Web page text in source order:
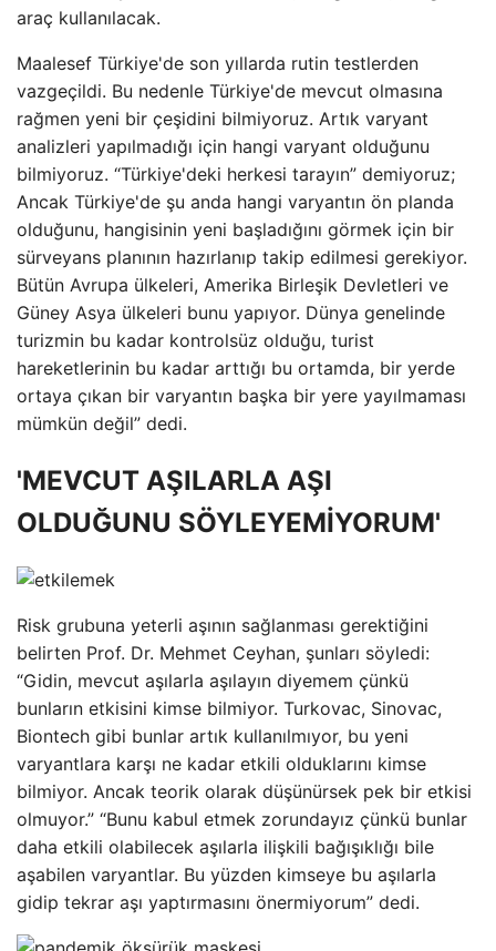
araç kullanılacak.
Maalesef Türkiye'de son yıllarda rutin testlerden
vazgeçildi. Bu nedenle Türkiye'de mevcut olmasına
rağmen yeni bir çeşidini bilmiyoruz. Artık varyant
analizleri yapılmadığı için hangi varyant olduğunu
bilmiyoruz. “Türkiye'deki herkesi tarayın” demiyoruz;
Ancak Türkiye'de şu anda hangi varyantın ön planda
olduğunu, hangisinin yeni başladığını görmek için bir
sürveyans planının hazırlanıp takip edilmesi gerekiyor.
Bütün Avrupa ülkeleri, Amerika Birleşik Devletleri ve
Güney Asya ülkeleri bunu yapıyor. Dünya genelinde
turizmin bu kadar kontrolsüz olduğu, turist
hareketlerinin bu kadar arttığı bu ortamda, bir yerde
ortaya çıkan bir varyantın başka bir yere yayılmaması
mümkün değil” dedi.
'MEVCUT AŞILARLA AŞI
OLDUĞUNU SÖYLEYEMİYORUM'
Risk grubuna yeterli aşının sağlanması gerektiğini
belirten Prof. Dr. Mehmet Ceyhan, şunları söyledi:
“Gidin, mevcut aşılarla aşılayın diyemem çünkü
bunların etkisini kimse bilmiyor. Turkovac, Sinovac,
Biontech gibi bunlar artık kullanılmıyor, bu yeni
varyantlara karşı ne kadar etkili olduklarını kimse
bilmiyor. Ancak teorik olarak düşünürsek pek bir etkisi
olmuyor.” “Bunu kabul etmek zorundayız çünkü bunlar
daha etkili olabilecek aşılarla ilişkili bağışıklığı bile
aşabilen varyantlar. Bu yüzden kimseye bu aşılarla
gidip tekrar aşı yaptırmasını önermiyorum” dedi.